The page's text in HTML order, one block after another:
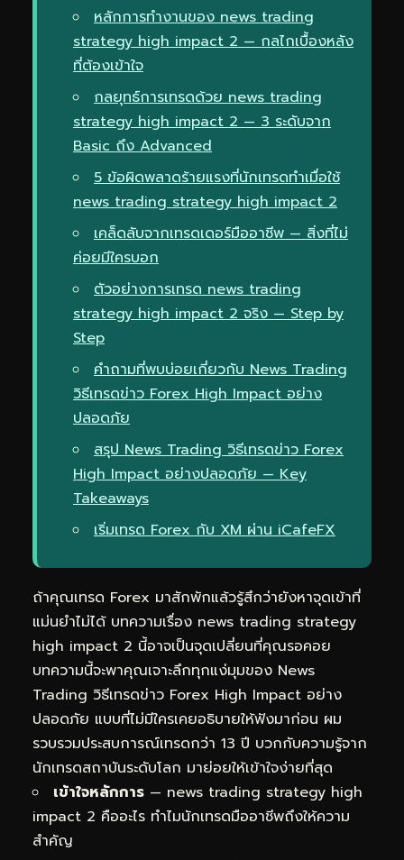
หลักการทำงานของ news trading
strategy high impact 2 — กลไกเบื้องหลัง
ที่ต้องเข้าใจ
กลยุทธ์การเทรดด้วย news trading
strategy high impact 2 — 3 ระดับจาก
Basic ถึง Advanced
5 ข้อผิดพลาดร้ายแรงที่นักเทรดทำเมื่อใช้
news trading strategy high impact 2
เคล็ดลับจากเทรดเดอร์มืออาชีพ — สิ่งที่ไม่
ค่อยมีใครบอก
ตัวอย่างการเทรด news trading
strategy high impact 2 จริง — Step by
Step
คำถามที่พบบ่อยเกี่ยวกับ News Trading
วิธีเทรดข่าว Forex High Impact อย่าง
ปลอดภัย
สรุป News Trading วิธีเทรดข่าว Forex
High Impact อย่างปลอดภัย — Key
Takeaways
เริ่มเทรด Forex กับ XM ผ่าน iCafeFX
ถ้าคุณเทรด Forex มาสักพักแล้วรู้สึกว่ายังหาจุดเข้าที่
แม่นยำไม่ได้ บทความเรื่อง news trading strategy
high impact 2 นี้อาจเป็นจุดเปลี่ยนที่คุณรอคอย
บทความนี้จะพาคุณเจาะลึกทุกแง่มุมของ News
Trading วิธีเทรดข่าว Forex High Impact อย่าง
ปลอดภัย แบบที่ไม่มีใครเคยอธิบายให้ฟังมาก่อน ผม
รวบรวมประสบการณ์เทรดกว่า 13 ปี บวกกับความรู้จาก
นักเทรดสถาบันระดับโลก มาย่อยให้เข้าใจง่ายที่สุด
เข้าใจหลักการ — news trading strategy high
impact 2 คืออะไร ทำไมนักเทรดมืออาชีพถึงให้ความ
สำคัญ